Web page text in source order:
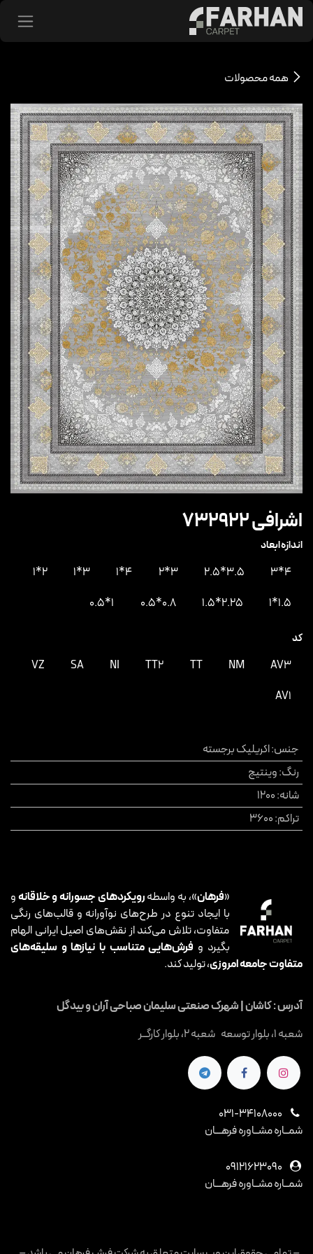
رد شدن به محتوا
همه محصولات
اشرافی 732922
اندازه ابعاد
4*3
3.5*2.5
3*2
4*1
3*1
2*1
1.5*1
2.25*1.5
0.8*0.5
1*0.5
کد
AV3
NM
TT
TT2
NI
SA
VZ
AV1
جنس:اکریلیک برجسته
رنگ:وینتیج
شانه:
1200
تراکم:
3600
«فرهان»، به واسطهرویکردهای جسورانه و خلاقانهو
با ایجاد تنوع در طرح‌های نوآورانه و قالب‌های رنگی
متفاوت، تلاش می‌کند از نقش‌های اصیل ایرانی الهام
بگیرد و فرش‌هایی متناسب با نیازها و سلیقه‌های
متفاوت جامعه امروزی، تولید کند.
آدرس : کاشان | شهرک صنعتی سلیمان صباحی آران و بیدگل
شعبه 1، بلوار توسعه شعبه 2، بلوار کارگــر
031-34108000
شمــاره مشــاوره فرهـــان
09121623090
شمــاره مشــاوره فرهـــان